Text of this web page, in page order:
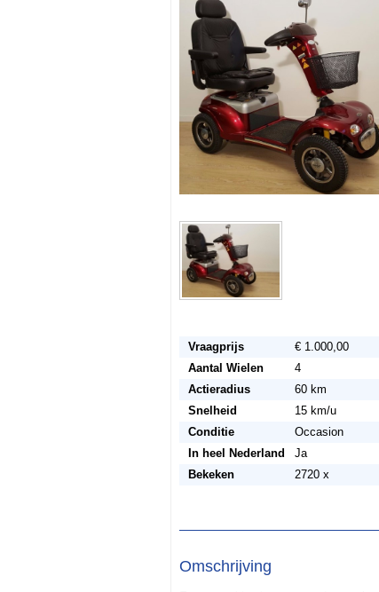
Vraagprijs
€ 1.000,00
Aantal Wielen
4
Actieradius
60 km
Snelheid
15 km/u
Conditie
Occasion
In heel Nederland
Ja
Bekeken
2720 x
Omschrijving